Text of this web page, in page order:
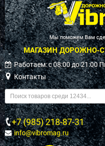
Мы поможем Вам
МАГАЗИН ДОРОЖНО-
Работаем: c 08:00 до 21:00
Контакты
+7 (985) 218-87-31
info@vibromag.ru